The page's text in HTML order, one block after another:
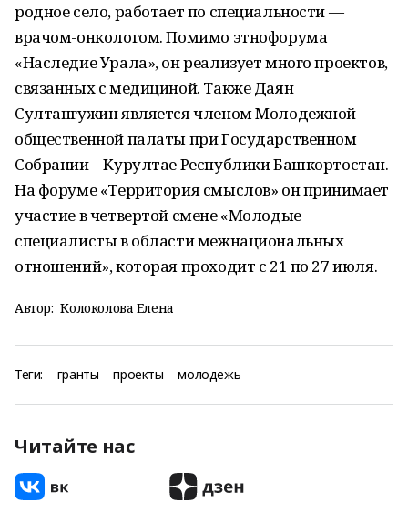
родное село, работает по специальности —
врачом-онкологом. Помимо этнофорума
«Наследие Урала», он реализует много проектов,
связанных с медициной. Также Даян
Султангужин является членом Молодежной
общественной палаты при Государственном
Собрании – Курултае Республики Башкортостан.
На форуме «Территория смыслов» он принимает
участие в четвертой смене «Молодые
специалисты в области межнациональных
отношений», которая проходит с 21 по 27 июля.
Автор: Колоколова Елена
Теги: гранты проекты молодежь
Читайте нас